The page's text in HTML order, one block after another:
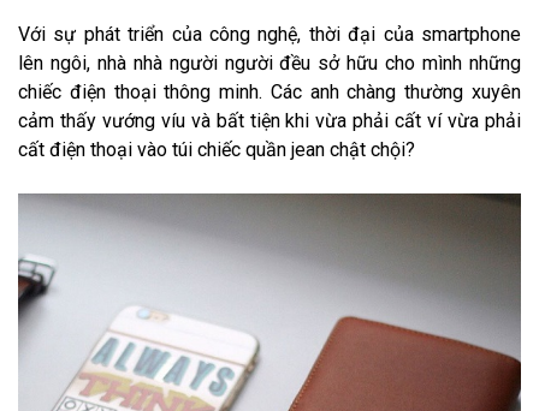
Với sự phát triển của công nghệ, thời đại của smartphone
lên ngôi, nhà nhà người người đều sở hữu cho mình những
chiếc điện thoại thông minh. Các anh chàng thường xuyên
cảm thấy vướng víu và bất tiện khi vừa phải cất ví vừa phải
cất điện thoại vào túi chiếc quần jean chật chội?